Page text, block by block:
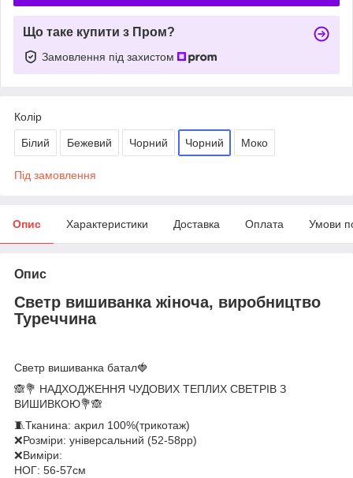
Що таке купити з Пром?
Замовлення під захистом
Колір
Білий Бежевий Чорний Чорний Моко
Під замовлення
Опис Характеристики Доставка Оплата Умови
Опис
Светр вишиванка жіноча, виробництво
Туреччина
Светр вишиванка батал🍓
🙈💐 НАДХОДЖЕННЯ ЧУДОВИХ ТЕПЛИХ СВЕТРІВ З
ВИШИВКОЮ💐🙈
🧵Тканина: акрил 100%(трикотаж)
❌Розміри: універсальний (52-58рр)
❌Виміри:
НОГ: 56-57см